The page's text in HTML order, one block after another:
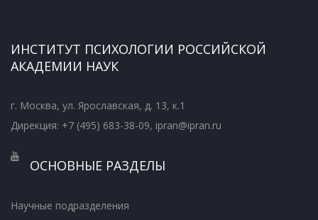
ИНСТИТУТ ПСИХОЛОГИИ РОССИЙСКОЙ
АКАДЕМИИ НАУК
г. Москва, ул. Ярославская, д. 13, к.1
Дирекция: +7 (495) 683-38-09, ipran@ipran.ru
ОСНОВНЫЕ РАЗДЕЛЫ
Научные подразделения